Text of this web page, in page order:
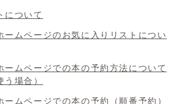
について
ームページのお気に入りリストについ
ームページでの本の予約方法について
う場合）
ームページでの本の予約（順番予約）